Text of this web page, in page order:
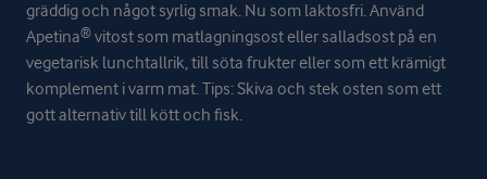
gräddig och något syrlig smak. Nu som laktosfri. Använd
Apetina® vitost som matlagningsost eller salladsost på en
vegetarisk lunchtallrik, till söta frukter eller som ett krämigt
komplement i varm mat. Tips: Skiva och stek osten som ett
gott alternativ till kött och fisk.